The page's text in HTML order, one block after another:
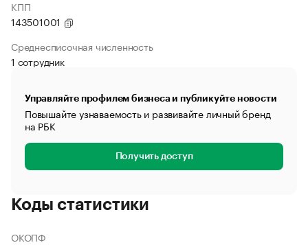
КПП
143501001
Среднесписочная численность
1 сотрудник
Управляйте профилем бизнеса и публикуйте новости
Повышайте узнаваемость и развивайте личный бренд
на РБК
Получить доступ
Коды статистики
ОКОПФ